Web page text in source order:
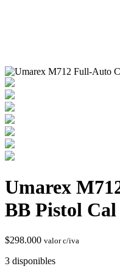
Chimeneas de
Umarex
BB Pistol Cal
$298.000 valor c/iva
3 disponibles